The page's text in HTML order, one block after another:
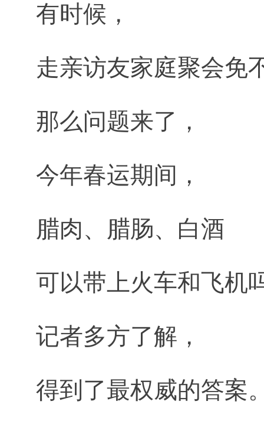
有时候，
走亲访友家庭聚会免
那么问题来了，
今年春运期间，
腊肉、腊肠、白酒
可以带上火车和飞机
记者多方了解，
得到了最权威的答案